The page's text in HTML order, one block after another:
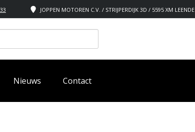
JOPPEN MOTOREN C.V. / STRIJPERDIJK 3D / 5595 XM LEENDE
Nieuws Contact